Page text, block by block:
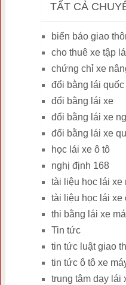
TẤT CẢ
biển báo giao
cho thuê xe tập
chứng chỉ xe
đổi bằng lái
đổi bằng lái xe
đổi bằng lái xe
đổi bằng lái xe
học lái xe ô tô
nghị định 168
tài liệu học lái xe
tài liệu học lái xe
thi bằng lái xe
Tin tức
tin tức luật giao
tin tức ô tô xe
trung tâm dạy lái